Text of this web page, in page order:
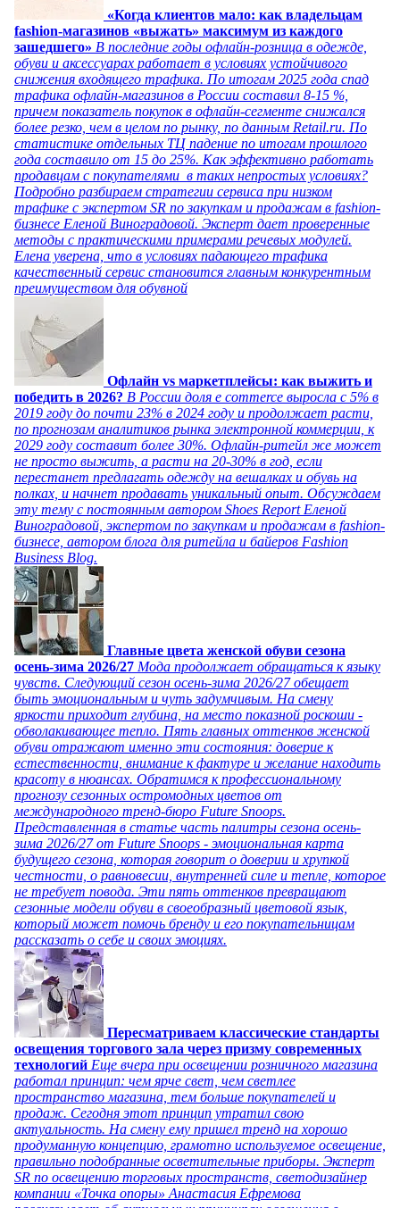
«Когда клиентов мало: как владельцам
fashion-магазинов «выжать» максимум из каждого
зашедшего» В последние годы офлайн-розница в одежде,
обуви и аксессуарах работает в условиях устойчивого
снижения входящего трафика. По итогам 2025 года спад
трафика офлайн-магазинов в России составил 8-15 %,
причем показатель покупок в офлайн-сегменте снижался
более резко, чем в целом по рынку, по данным Retail.ru. По
статистике отдельных ТЦ падение по итогам прошлого
года составило от 15 до 25%. Как эффективно работать
продавцам с покупателями в таких непростых условиях?
Подробно разбираем стратегии сервиса при низком
трафике с экспертом SR по закупкам и продажам в fashion-
бизнесе Еленой Виноградовой. Эксперт дает проверенные
методы с практическими примерами речевых модулей.
Елена уверена, что в условиях падающего трафика
качественный сервис становится главным конкурентным
преимуществом для обувной
Офлайн vs маркетплейсы: как выжить и
победить в 2026? В России доля e commerce выросла с 5% в
2019 году до почти 23% в 2024 году и продолжает расти,
по прогнозам аналитиков рынка электронной коммерции, к
2029 году составит более 30%. Офлайн-ритейл же может
не просто выжить, а расти на 20-30% в год, если
перестанет предлагать одежду на вешалках и обувь на
полках, и начнет продавать уникальный опыт. Обсуждаем
эту тему с постоянным автором Shoes Report Еленой
Виноградовой, экспертом по закупкам и продажам в fashion-
бизнесе, автором блога для ритейла и байеров Fashion
Business Blog.
Главные цвета женской обуви сезона
осень-зима 2026/27 Мода продолжает обращаться к языку
чувств. Следующий сезон осень-зима 2026/27 обещает
быть эмоциональным и чуть задумчивым. На смену
яркости приходит глубина, на место показной роскоши -
обволакивающее тепло. Пять главных оттенков женской
обуви отражают именно эти состояния: доверие к
естественности, внимание к фактуре и желание находить
красоту в нюансах. Обратимся к профессиональному
прогнозу сезонных остромодных цветов от
международного тренд-бюро Future Snoops.
Представленная в статье часть палитры сезона осень-
зима 2026/27 от Future Snoops - эмоциональная карта
будущего сезона, которая говорит о доверии и хрупкой
честности, о равновесии, внутренней силе и тепле, которое
не требует повода. Эти пять оттенков превращают
сезонные модели обуви в своеобразный цветовой язык,
который может помочь бренду и его покупательницам
рассказать о себе и своих эмоциях.
Пересматриваем классические стандарты
освещения торгового зала через призму современных
технологий Еще вчера при освещении розничного магазина
работал принцип: чем ярче свет, чем светлее
пространство магазина, тем больше покупателей и
продаж. Сегодня этот принцип утратил свою
актуальность. На смену ему пришел тренд на хорошо
продуманную концепцию, грамотно используемое освещение,
правильно подобранные осветительные приборы. Эксперт
SR по освещению торговых пространств, светодизайнер
компании «Точка опоры» Анастасия Ефремова